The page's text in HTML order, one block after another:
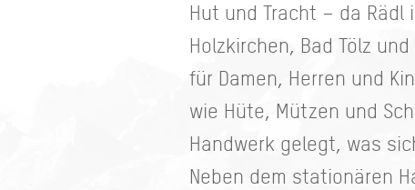
Hut und Tracht – da
Holzkirchen, Bad Tölz
für Damen, Herren und
wie Hüte, Mützen und
Handwerk gelegt, was
Neben dem stationären